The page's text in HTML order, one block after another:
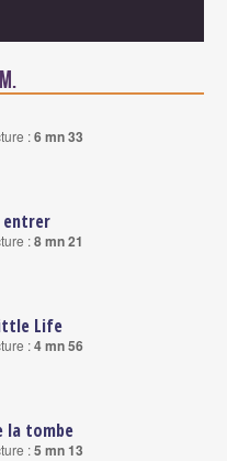
:6 mn 33
entrer
:8 mn 21
Life
:4 mn 56
la tombe
:5 mn 13